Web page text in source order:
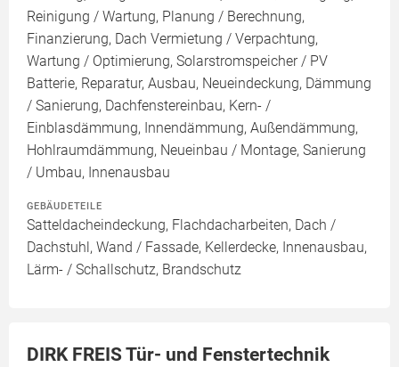
Reinigung / Wartung, Planung / Berechnung,
Finanzierung, Dach Vermietung / Verpachtung,
Wartung / Optimierung, Solarstromspeicher / PV
Batterie, Reparatur, Ausbau, Neueindeckung, Dämmung
/ Sanierung, Dachfenstereinbau, Kern- /
Einblasdämmung, Innendämmung, Außendämmung,
Hohlraumdämmung, Neueinbau / Montage, Sanierung
/ Umbau, Innenausbau
GEBÄUDETEILE
Satteldacheindeckung, Flachdacharbeiten, Dach /
Dachstuhl, Wand / Fassade, Kellerdecke, Innenausbau,
Lärm- / Schallschutz, Brandschutz
DIRK FREIS Tür- und Fenstertechnik